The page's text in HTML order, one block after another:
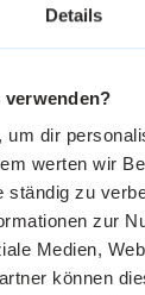
Details
um dir
werten wir
ständig zu
zur
Medien,
können
Sie ist die
für
Auftritt.